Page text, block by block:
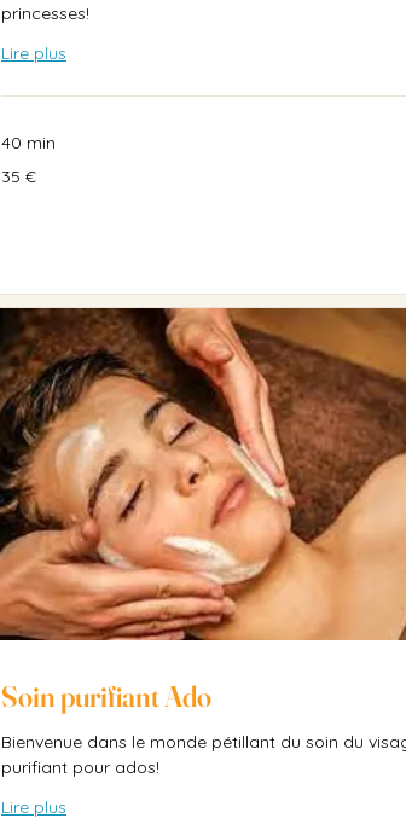
princesses!
Lire plus
40 min
euros
35 €
Soin purifiant Ado
Bienvenue dans le monde pétillant du soin du
purifiant pour ados!
Lire plus